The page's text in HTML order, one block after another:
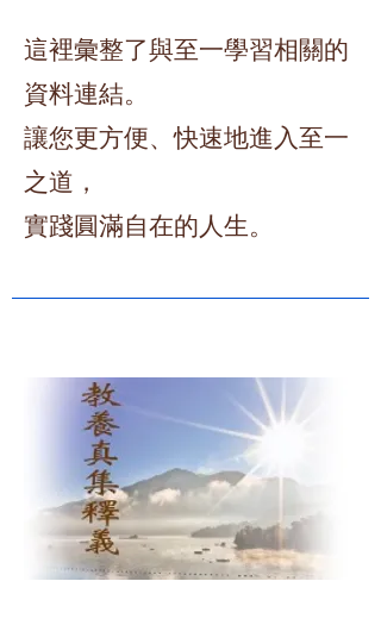
​這裡彙整了與至一學習相關的
資料連結。
讓您更方便、快速地進入至一
之道，
實踐圓滿自在的人生。